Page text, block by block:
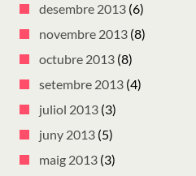
desembre 2013 (6)
novembre 2013 (8)
octubre 2013 (8)
setembre 2013 (4)
juliol 2013 (3)
juny 2013 (5)
maig 2013 (3)